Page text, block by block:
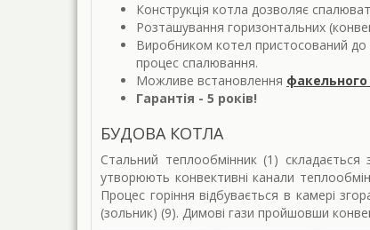
Конструкція котла дозволяє
Розташування горизонтальних
Виробником котел пристосований до
процес спалювання.
Можливе встановлення
Гарантія - 5 років!
БУДОВА КОТЛА
Стальний теплообмінник (1)
утворюють конвективні канали
Процес горіння відбувається в камері
(зольник) (9). Димові гази пройшовши